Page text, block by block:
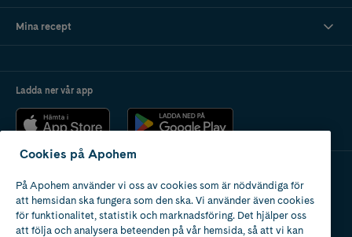
Mina recept
Ladda ner vår app
Apotek med tillstånd
av Läkemedelsverket
Cookies på Apohem
På Apohem använder vi oss av cookies som är nödvändiga för
att hemsidan ska fungera som den ska. Vi använder även cookies
för funktionalitet, statistik och marknadsföring. Det hjälper oss
att följa och analysera beteenden på vår hemsida, så att vi kan